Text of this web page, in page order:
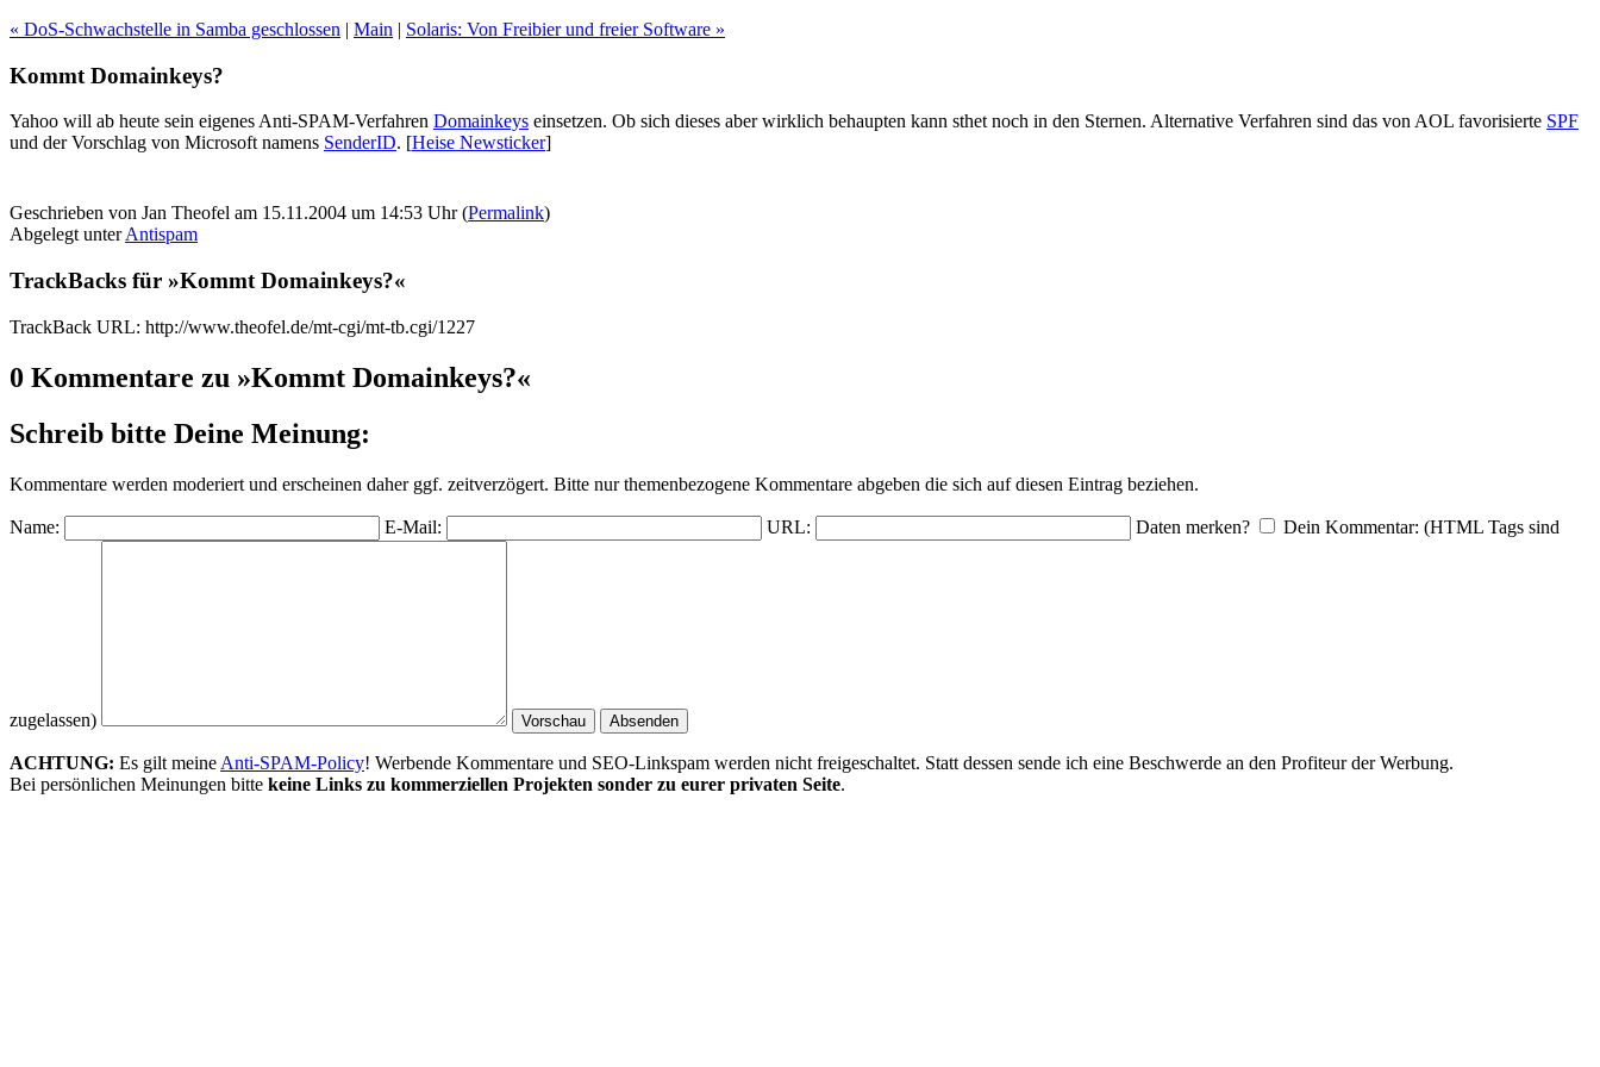
« DoS-Schwachstelle in Samba geschlossen | Main | Solaris: Von Freibier und freier Software »
Kommt Domainkeys?
Yahoo will ab heute sein eigenes Anti-SPAM-Verfahren Domainkeys einsetzen. Ob sich dieses aber wirklich behaupten kann sthet noch in den Sternen. Alternative Verfahren sind das von AOL favorisierte SPF
und der Vorschlag von Microsoft namens SenderID. [Heise Newsticker]
Geschrieben von Jan Theofel am 15.11.2004 um 14:53 Uhr (Permalink)
Abgelegt unterAntispam
TrackBacks für »Kommt Domainkeys?«
TrackBack URL: http://www.theofel.de/mt-cgi/mt-tb.cgi/1227
0 Kommentare zu »Kommt Domainkeys?«
Schreib bitte Deine Meinung:
Kommentare werden moderiert und erscheinen daher ggf. zeitverzögert. Bitte nur themenbezogene Kommentare abgeben die sich auf diesen Eintrag beziehen.
Name: E-Mail: URL: Daten merken? Dein Kommentar: (HTML Tags sind
zugelassen)
ACHTUNG: Es gilt meine Anti-SPAM-Policy! Werbende Kommentare und SEO-Linkspam werden nicht freigeschaltet. Statt dessen sende ich eine Beschwerde an den Profiteur der Werbung.
Bei persönlichen Meinungen bitte keine Links zu kommerziellen Projekten sonder zu eurer privaten Seite.